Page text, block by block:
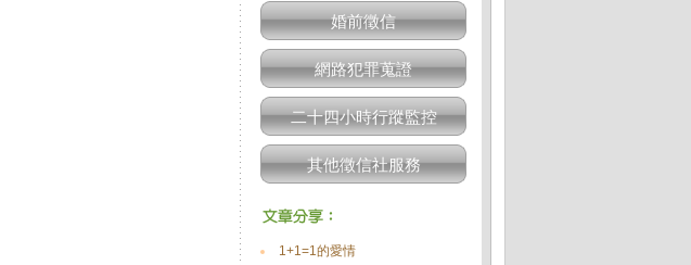
婚前徵信
網路犯罪蒐證
二十四小時行蹤監控
其他徵信社服務
1+1=1的愛情